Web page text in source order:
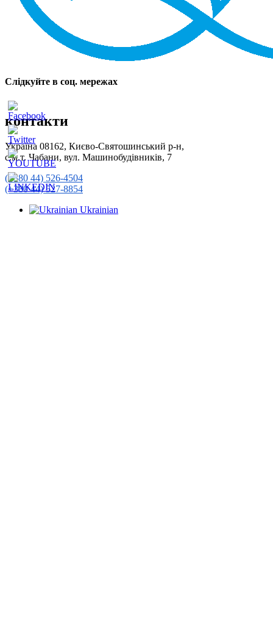
Слідкуйте в соц. мережах
контакти
Україна 08162, Києво-Святошинський р-н,
с.м.т. Чабани, вул. Машинобудівників, 7
(+380 44) 526-4504
(+380 44) 527-8854
Ukrainian